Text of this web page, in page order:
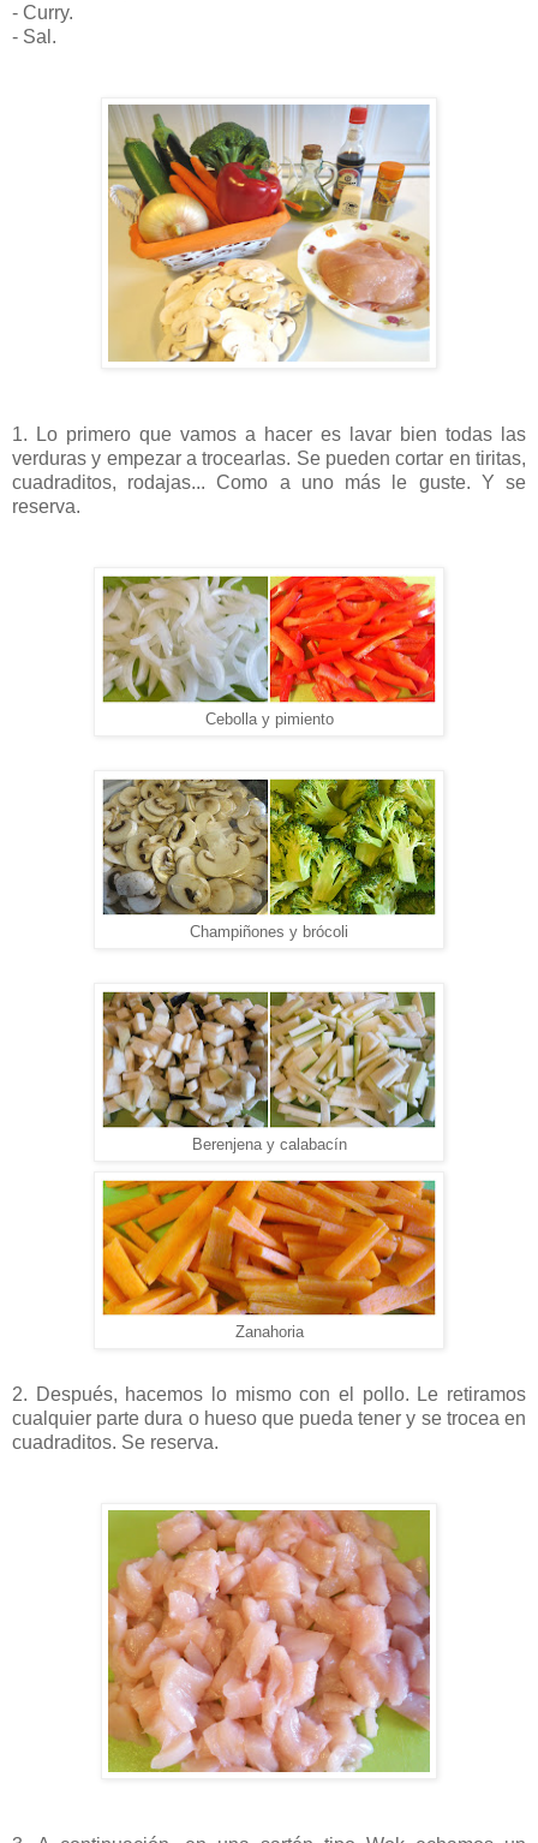
- Curry.
- Sal.
1. Lo primero que vamos a hacer es lavar bien todas las
verduras y empezar a trocearlas. Se pueden cortar en tiritas,
cuadraditos, rodajas... Como a uno más le guste. Y se
reserva.
Cebolla y pimiento
Champiñones y brócoli
Berenjena y calabacín
Zanahoria
2. Después, hacemos lo mismo con el pollo. Le retiramos
cualquier parte dura o hueso que pueda tener y se trocea en
cuadraditos. Se reserva.